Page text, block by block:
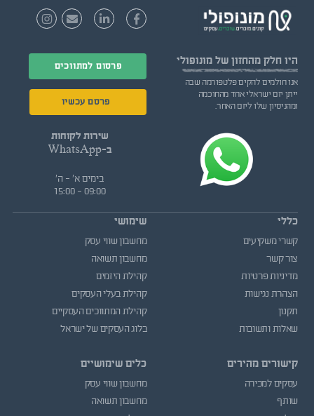
היו חלק מהחזון של מונופולי
אנו חולמים להקים פלטפורמה שבה
ייתן יזם ישראלי אחד מהחוכמה
ומהניסיון שלו ליזם האחר.
פרסום למתווכים
פרסם עכשיו
שירות לקוחות
ב-WhatsApp
בימים א' - ה'
09:00 - 15:00
כללי
קשרי משקיעים
צור קשר
מדיניות פרטיות
הצהרת נגישות
תקנון
שאלות ותשובות
קישורים מהירים
עסקים למכירה
שותף
שימושי
מחשבון שווי עסק
מחשבון תשואה
קהילת היזמים
קהילת בעלי העסקים
קהילת המתווכים העסקיים
בלוג העסקים של ישראל
כלים שימושיים
מחשבון שווי עסק
מחשבון תשואה